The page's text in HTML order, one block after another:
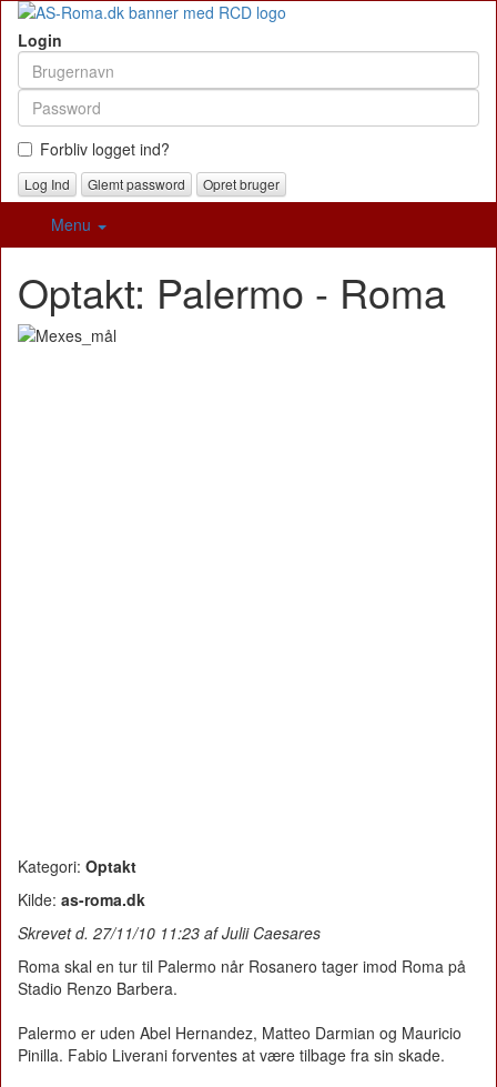
Login
Forbliv logget ind?
Glemt password Opret bruger
Menu
Optakt: Palermo - Roma
Kategori: Optakt
Kilde: as-roma.dk
Skrevet d. 27/11/10 11:23 af Julii Caesares
Roma skal en tur til Palermo når Rosanero tager imod Roma på
Stadio Renzo Barbera.
Palermo er uden Abel Hernandez, Matteo Darmian og Mauricio
Pinilla. Fabio Liverani forventes at være tilbage fra sin skade.